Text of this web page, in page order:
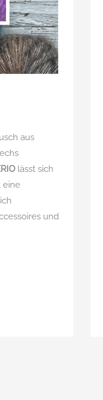
aus
lässt sich
eine
und